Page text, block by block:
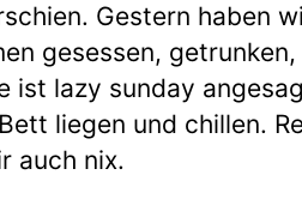
Gestern haben
gesessen,
ist lazy sunday
liegen und chillen.
auch nix.